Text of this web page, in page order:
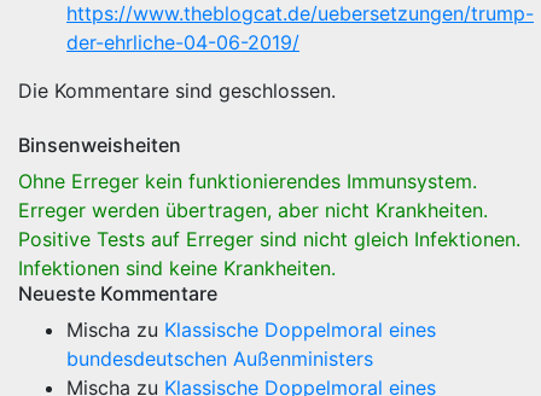
https://www.theblogcat.de/uebersetzungen/trump-
der-ehrliche-04-06-2019/
Die Kommentare sind geschlossen.
Binsenweisheiten
Ohne Erreger kein funktionierendes Immunsystem.
Erreger werden übertragen, aber nicht Krankheiten.
Positive Tests auf Erreger sind nicht gleich Infektionen.
Infektionen sind keine Krankheiten.
Neueste Kommentare
Mischa zu Klassische Doppelmoral eines
bundesdeutschen Außenministers
Mischa zu Klassische Doppelmoral eines